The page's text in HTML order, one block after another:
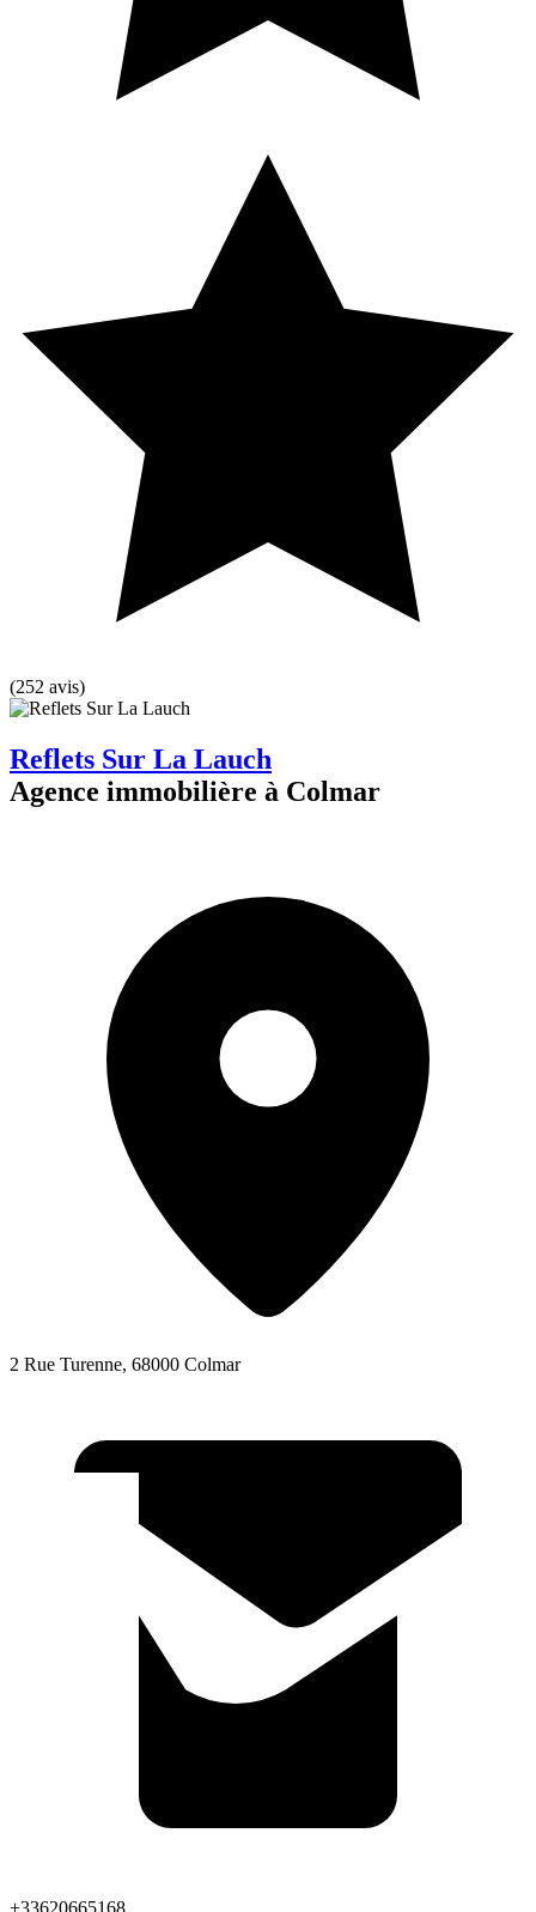
(252 avis)
Reflets Sur La Lauch
Agence immobilière à Colmar
2 Rue Turenne, 68000 Colmar
+33620665168